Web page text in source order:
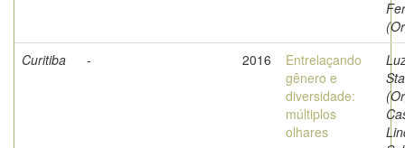
Curitiba
- 2016
Entrelaçando
gênero e
diversidade:
múltiplos
olhares